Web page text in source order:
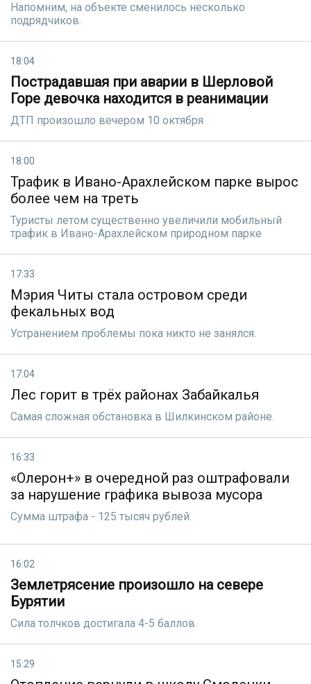
Напомним, на объекте сменилось несколько
подрядчиков.
18:04
Пострадавшая при аварии в Шерловой
Горе девочка находится в реанимации
ДТП произошло вечером 10 октября
18:00
Трафик в Ивано-Арахлейском парке вырос
более чем на треть
Туристы летом существенно увеличили мобильный
трафик в Ивано-Арахлейском природном парке
17:33
Мэрия Читы стала островом среди
фекальных вод
Устранением проблемы пока никто не занялся.
17:04
Лес горит в трёх районах Забайкалья
Самая сложная обстановка в Шилкинском районе.
16:33
«Олерон+» в очередной раз оштрафовали
за нарушение графика вывоза мусора
Сумма штрафа - 125 тысяч рублей.
16:02
Землетрясение произошло на севере
Бурятии
Сила толчков достигала 4-5 баллов.
15:29